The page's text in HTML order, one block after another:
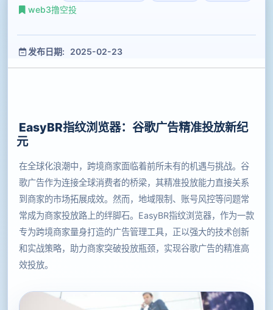
web3撸空投
发布日期: 2025-02-23
EasyBR指纹浏览器：谷歌广告精准投放新纪
元
在全球化浪潮中，跨境商家面临着前所未有的机遇与挑战。谷
歌广告作为连接全球消费者的桥梁，其精准投放能力直接关系
到商家的市场拓展成效。然而，地域限制、账号风控等问题常
常成为商家投放路上的绊脚石。EasyBR指纹浏览器，作为一款
专为跨境商家量身打造的广告管理工具，正以强大的技术创新
和实战策略，助力商家突破投放瓶颈，实现谷歌广告的精准高
效投放。